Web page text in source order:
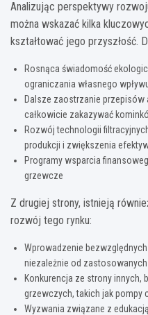
Analizując perspektywy
można wskazać kilka
kształtować jego przyszłość.
Rosnąca świadomość
ograniczania własnego
Dalsze zaostrzanie przepisów
całkowicie zakazywać
Rozwój technologii
produkcji i zwiększenia
Programy wsparcia
grzewcze
Z drugiej strony, istnieją
rozwój tego rynku:
Wprowadzenie
niezależnie od
Konkurencja ze strony innych,
grzewczych, takich jak pompy
Wyzwania związane z